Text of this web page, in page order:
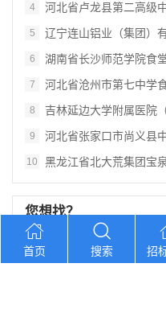
4 河北省卢龙县第二高级
5 辽宁连山铝业（集团）
6 湖南省长沙师范学院食
7 河北省沧州市第七中学
8 吉林延边大学附属医院
9 河北省张家口市尚义县
10 黑龙江省北大荒集团宝
您想找？
黑龙江省孙吴县农村中心敬
首页 搜索 招